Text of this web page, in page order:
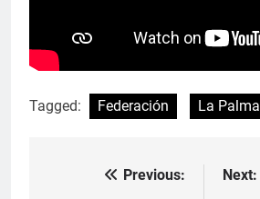
Tagged: Federación La Palma
Navegación
Previous:
Next: